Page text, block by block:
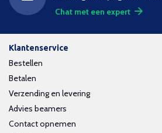
Chat met een expert
Klantenservice
Bestellen
Betalen
Verzending en levering
Advies beamers
Contact opnemen